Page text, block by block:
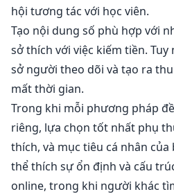
hội tương tác với học viên.
Tạo nội dung số phù hợp với
sở thích với việc kiếm tiền.
sở người theo dõi và tạo ra
mất thời gian.
Trong khi mỗi phương pháp
riêng, lựa chọn tốt nhất phụ
thích, và mục tiêu cá nhân
thể thích sự ổn định và cấu
online, trong khi người khác